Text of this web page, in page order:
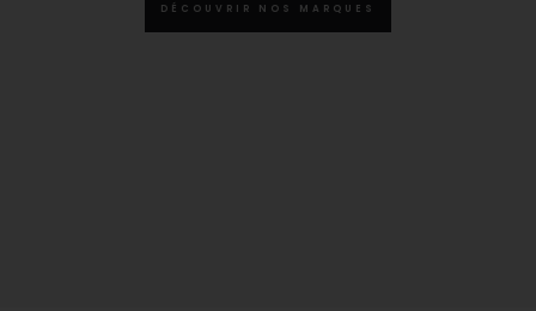
DÉCOUVRIR NOS MARQUES